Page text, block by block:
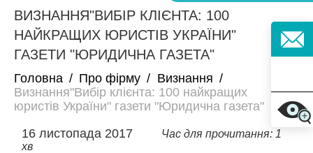
ВИЗНАННЯ"ВИБІР КЛІЄНТА: 100
НАЙКРАЩИХ ЮРИСТІВ УКРАЇНИ"
ГАЗЕТИ "ЮРИДИЧНА ГАЗЕТА"
Головна / Про фірму / Визнання /
Визнання"Вибір клієнта: 100 найкращих
юристів України" газети "Юридична газета"
16 листопада 2017
Час для прочитання: 1
хв